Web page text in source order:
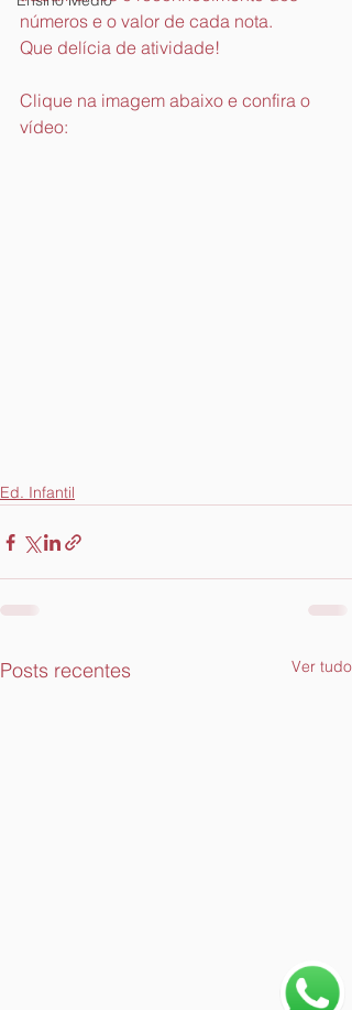
números e o valor de cada nota.
Que delícia de atividade!
Clique na imagem abaixo e confira o
vídeo:
Ed. Infantil
Posts recentes Ver tudo